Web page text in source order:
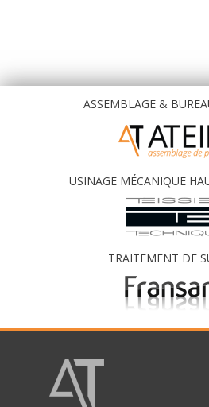
ASSEMBLAGE &
USINAGE MÉCANIQUE
TRAITEMENT DE